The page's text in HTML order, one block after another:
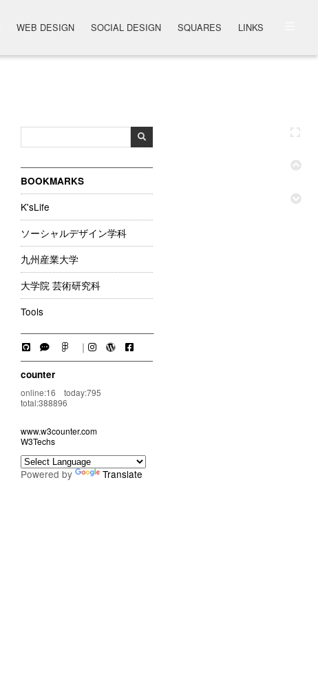
WEB DESIGN SOCIAL DESIGN SQUARES LINKS
BOOKMARKS
K'sLife
ソーシャルデザイン学科
九州産業大学
大学院 芸術研究科
Tools
｜
counter
online:16 today:795
total:388896
www.w3counter.com
W3Techs
Powered by Translate